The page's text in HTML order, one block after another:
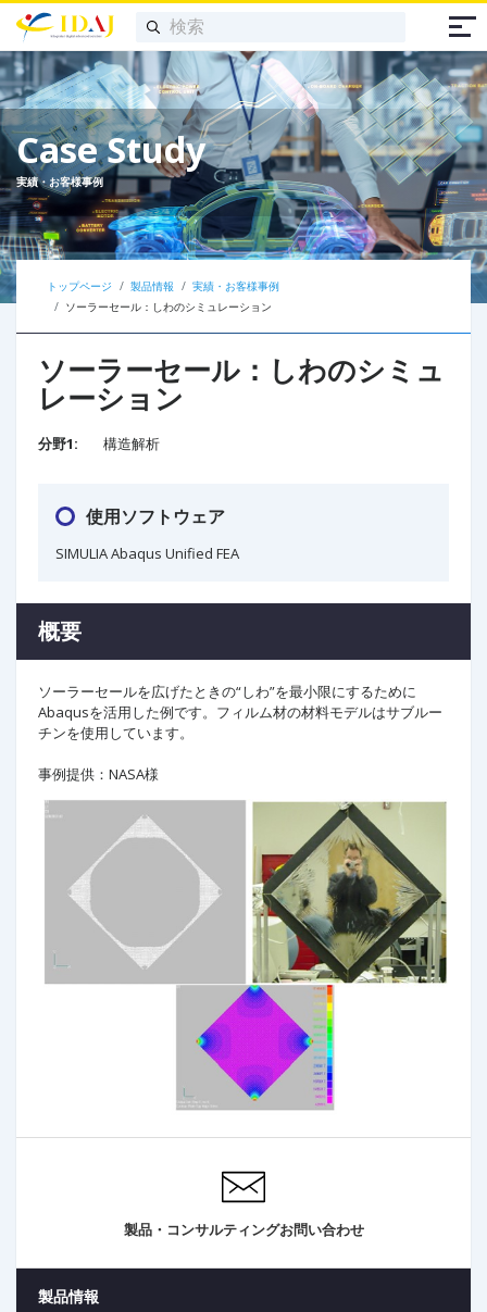
Case Study
実績・お客様事例
トップページ 製品情報
実績・お客様事例
ソーラーセール：しわのシミュレーション​
ソーラーセール：しわのシミュ
レーション​
分野1: 構造解析
使用ソフトウェア
SIMULIA Abaqus Unified FEA
概要
ソーラーセールを広げたときの“しわ”を最小限にするために
Abaqusを活用した例です。フィルム材の材料モデルはサブルー
チンを使用しています。
事例提供：NASA様
製品・コンサルティングお問い合わせ
製品情報